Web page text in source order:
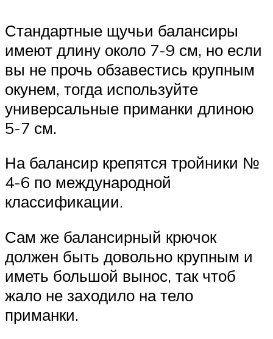
Стандартные щучьи балансиры
имеют длину около 7-9 см, но если
вы не прочь обзавестись крупным
окунем, тогда используйте
универсальные приманки длиною
5-7 см.
На балансир крепятся тройники №
4-6 по международной
классификации.
Сам же балансирный крючок
должен быть довольно крупным и
иметь большой вынос, так чтоб
жало не заходило на тело
приманки.